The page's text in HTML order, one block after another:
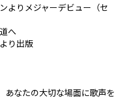
よりメジャーデビュー（セ
へ
り出版
あなたの大切な場面に歌声を